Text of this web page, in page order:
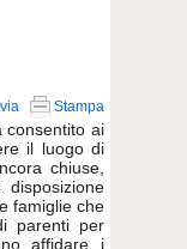
Stampa
consentito ai
il luogo di
chiuse,
famiglie che
parenti per
affidare i